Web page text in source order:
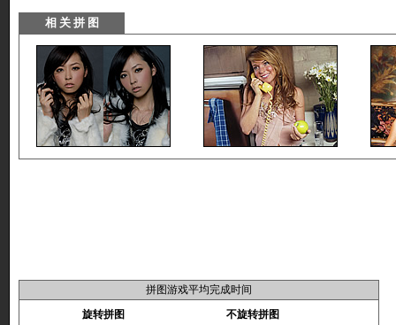
拼图游戏平均完成时间
旋转拼图
不旋转拼图